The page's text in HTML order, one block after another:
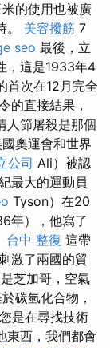
的使用也被廣
。 美容撥筋 7
seo 最後，立
，這是1933年4
首次在12月完全
的直接結果，
人節屠殺是那個
國奧運會和世界
公司 Ali）被認
最大的運動員
Tyson）在20
年），他寫了
台中 整復 這帶
激了兩國的貿
芝加哥，空氣
碳氫化合物，
是在尋找技術
東西，我們都會